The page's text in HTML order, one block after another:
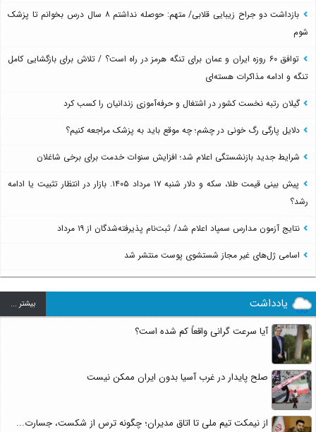
بازداشت دو جراح زیبایی قلابی/ متهم: حوصله نداشتم ۸ سال درس بخوانم تا پزشک
شوم
توافق ۶۰ روزه ایران و عمان برای تنگه هرمز در راه است؟ / تلاش برای بازگشایی کامل
تنگه و ادامه مذاکرات هسته‌ای
گیلان رتبه نخست کشور در اشتغال و حرفه‌آموزی زندانیان را کسب کرد
دلایل پارگی رگ خونی در چشم؛ چه موقع باید به پزشک مراجعه کنیم؟
شرایط جدید بازنشستگی اعلام شد؛ افزایش سنوات خدمت برای برخی شاغلان
پیش بینی قیمت طلا، سکه و دلار شنبه ۱۷ مرداد ۱۴۰۵. بازار در انتظار تثبیت یا ادامه
رشد؟
نتایج آزمون مدارس سمپاد اعلام شد/ ثبت‌نام پذیرفته‌شدگان از ۱۹ مرداد
اسامی ژل‌های غیر مجاز شستشوی پوست منتشر شد
یادداشت بيشتر ...
آیا سرعت گرانی واقعاً کم شده است؟
صلح پایدار در غرب آسیا بدون ایران ممکن نیست
از نیمکت تیم ملی تا اتاق مدیران؛ چگونه ترس از شکست، جسارت...